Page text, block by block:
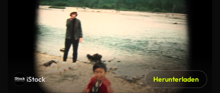
iStock Herunterladen